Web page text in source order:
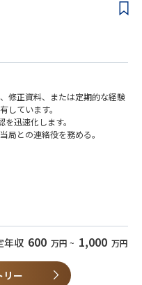
る。
ィカルシンキング」の概念に基
入に対応するCSVプロセスの効
ーの管理・デューデリジェンス
IT関連の指摘事項および推奨事
戦略の実装をDX・ITおよびク
部に所属します。入社後はグ
、CSV・データインテグリテ
ーバルスケールでさらに深める
の専門性向上を通じてシニアマ
& IT Governance）へのキ
領域にとどまらずR&D・PV・M
で、より広範なGxP品質保証
も開かれています。AI/ML等の
discipline）
、現状に疑問を持ち改善を推進
ショナル環境での協働能力
戦略の立案・QA管理職への適時
（上位者からの限定的な指導
きること）
ERPなど）に関するCSVの実務
監査または技術移転の経験（シ
たはスポンサー監査）の対応
に関する深い知識
の理解
ダーシステム評価のための監査
修正資料、または定期的な経験
しています。
迅速化します。
局との連絡役を務める。
年収 600 万円 ~ 1,000 万円
リー